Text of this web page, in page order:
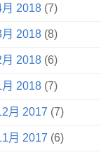
月 2018 (7)
月 2018 (8)
月 2018 (6)
月 2018 (7)
月 2017 (7)
月 2017 (6)